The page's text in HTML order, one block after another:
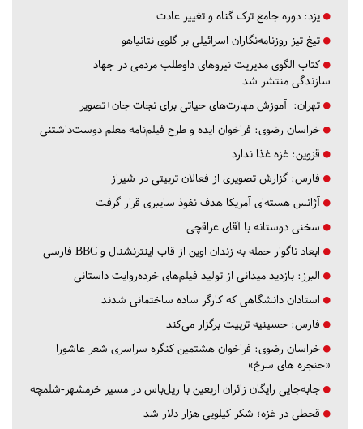
یزد: دوره جامع ترک گناه و تغییر عادت
تیغ تیز روزنامه‌نگاران اسرائیلی بر گلوی نتانیاهو
کتاب الگوی مدیریت نیروهای داوطلب مردمی در جهاد
سازندگی منتشر شد
تهران: آموزش مهارت‌های حیاتی برای نجات جان+تصویر
خراسان رضوی: فراخوان ایده و طرح فیلم‌نامه معلم دوست‌داشتنی
قزوین: غزه غذا ندارد
فارس: گزارش تصویری از فعالان تربیتی در شیراز
آژانس هسته‌ای آمریکا هدف نفوذ سایبری قرار گرفت
سخنی دوستانه با آقای عراقچی
ابعاد ناگوار حمله به زندان اوین از قاب اینترنشنال و BBC فارسی
البرز: بازدید میدانی از تولید فیلم‌های خرده‌روایت داستانی
استادان دانشگاهی که کارگر ساده ساختمانی شدند
فارس: حسینیه تربیت برگزار می‌کند
خراسان رضوی: فراخوان هشتمین کنگره سراسری شعر عاشورا
«حنجره های سرخ»
جابه‌جایی رایگان زائران اربعین با ریل‌باس در مسیر خرمشهر-شلمچه
قحطی در غزه؛ شکر کیلویی هزار دلار شد